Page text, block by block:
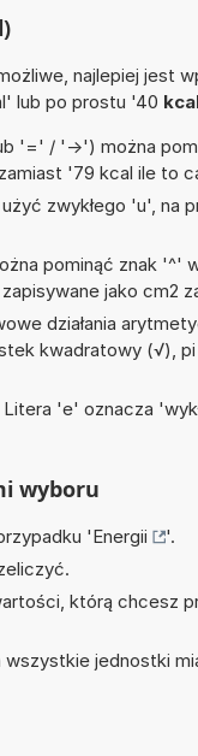
najlepiej jest
lub po prostu '40
'=' / '->') można
'79 kcal ile to
zwykłego 'u', na
pominąć znak '^'
jako cm2
działania
kwadratowy (√),
Litera 'e' oznacza
wyboru
'Energii
'.
którą chcesz
jednostki